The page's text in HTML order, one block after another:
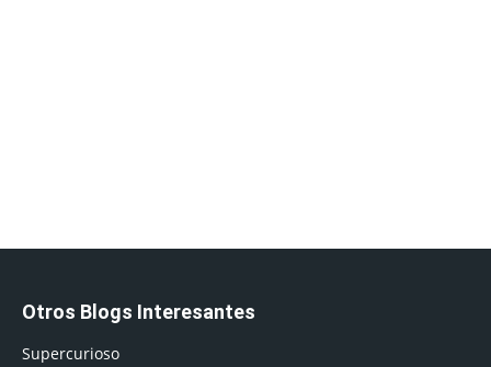
Otros Blogs Interesantes
Supercurioso